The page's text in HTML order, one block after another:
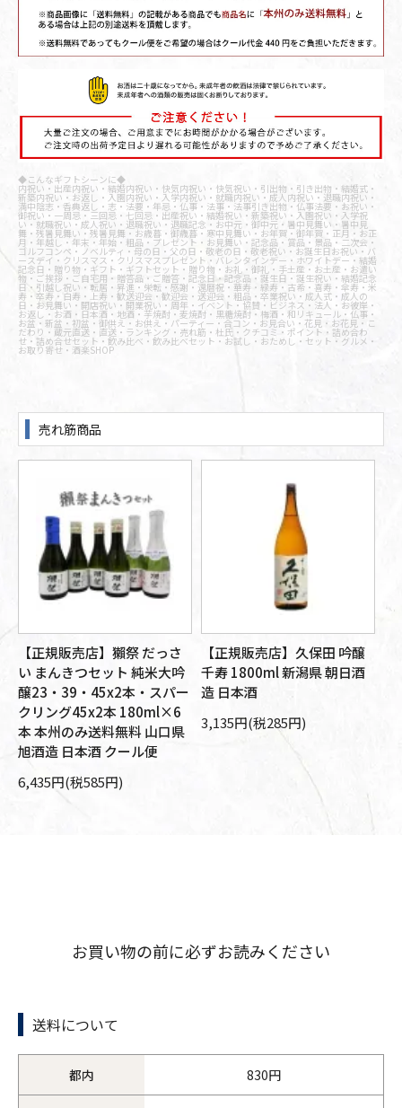
◆こんなギフトシーンに◆
内祝い・出産内祝い・結婚内祝い・快気内祝い・快気祝い・引出物・引き出物・結婚式・
新築内祝い・お返し・入園内祝い・入学内祝い・就職内祝い・成人内祝い・退職内祝い・
満中陰志・香典返し・志・法要・年忌・仏事・法事・法事引き出物・仏事法要・お祝い・
御祝い・一周忌・三回忌・七回忌・出産祝い・結婚祝い・新築祝い・入園祝い・入学祝
い・就職祝い・成人祝い・退職祝い・退職記念・お中元・御中元・暑中見舞い・暑中見
舞・残暑見舞い・残暑見舞・お歳暮・御歳暮・寒中見舞い・お年賀・御年賀・正月・お正
月・年越し・年末・年始・粗品・プレゼント・お見舞い・記念品・賞品・景品・二次会・
ゴルフコンペ・ノベルティ・母の日・父の日・敬老の日・敬老祝い・お誕生日お祝い・バ
ースデイ・クリスマス・クリスマスプレゼント・バレンタインデー・ホワイトデー・結婚
記念日・贈り物・ギフト・ギフトセット・贈り物・お礼・御礼・手土産・お土産・お遣い
物・ご挨拶・ご自宅用・贈答品・ご贈答・記念日・記念品・誕生日・誕生祝い・結婚記念
日・引越し祝い・転居・昇進・栄転・感謝・還暦祝・華寿・緑寿・古希・喜寿・傘寿・米
寿・卒寿・白寿・上寿・歓送迎会・歓迎会・送迎会・粗品・卒業祝い・成人式・成人の
日・お見舞い・開店祝い・開業祝い・周年・イベント・協賛・ビジネス・法人・お彼岸・
お返し・お酒・日本酒・地酒・芋焼酎・麦焼酎・黒糖焼酎・梅酒・和リキュール・仏事・
お盆・新盆・初盆・御供え・お供え・パーティー・合コン・お見合い・花見・お花見・こ
だわり・蔵元直送・直送・ランキング・売れ筋・杜氏・クチコミ・ポイント・詰め合わ
せ・詰め合せセット・飲み比べ・飲み比べセット・お試し・おためし・セット・グルメ・
お取り寄せ・酒楽SHOP
売れ筋商品
【正規販売店】獺祭 だっさ
い まんきつセット 純米大吟
醸23・39・45x2本・スパー
クリング45x2本 180ml×6
本 本州のみ送料無料 山口県
旭酒造 日本酒 クール便
6,435円(税585円)
【正規販売店】久保田 吟醸
千寿 1800ml 新潟県 朝日酒
造 日本酒
3,135円(税285円)
お買い物の前に必ずお読みください
送料について
都内 830円